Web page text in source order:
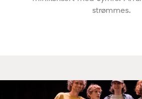
strømmes.